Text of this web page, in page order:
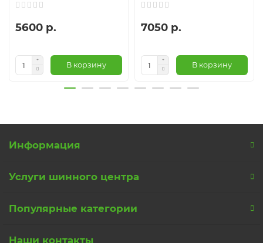
5600 р.
В корзину
7050 р.
В корзину
Информация
Услуги шинного центра
Популярные категории
Наши контакты